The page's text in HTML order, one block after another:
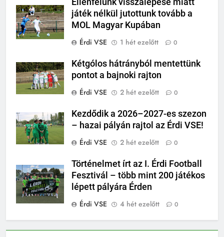
játék nélkül jutottunk tovább a
MOL Magyar Kupában
Érdi VSE
1 hét ezelőtt 0
Kétgólos hátrányból mentettünk
pontot a bajnoki rajton
Érdi VSE
2 hét ezelőtt 0
Kezdődik a 2026–2027-es szezon
– hazai pályán rajtol az Érdi VSE!
Érdi VSE
2 hét ezelőtt 0
Történelmet írt az I. Érdi Football
Fesztivál – több mint 200 játékos
lépett pályára Érden
Érdi VSE
4 hét ezelőtt 0